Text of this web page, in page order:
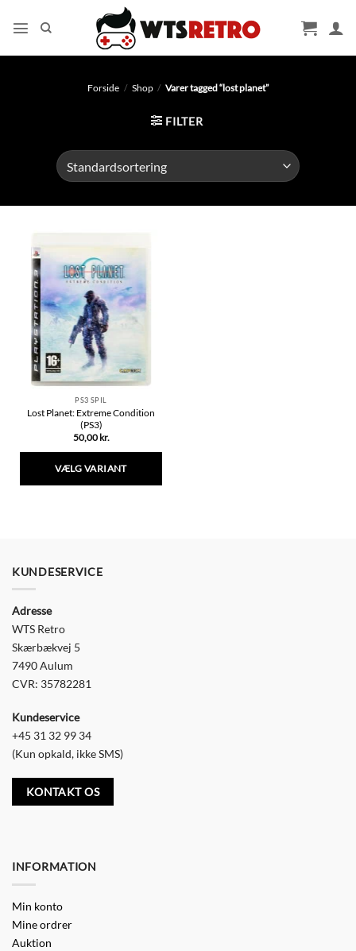
Forside / Shop / Varer tagged “lost planet”
FILTER
PS3 SPIL
Lost Planet: Extreme Condition
(PS3)
50,00 kr.
VÆLG VARIANT
Mulighederne
KUNDESERVICE
Adresse
WTS Retro
Skærbækvej 5
7490 Aulum
CVR: 35782281
Kundeservice
+45 31 32 99 34
(Kun opkald, ikke SMS)
KONTAKT OS
INFORMATION
Min konto
Mine ordrer
Auktion